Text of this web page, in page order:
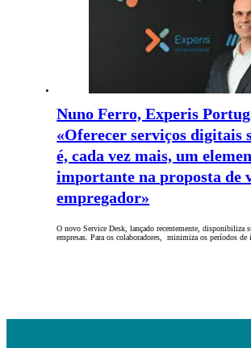
Nuno Ferro, Experis
«Oferecer serviços digitais
é, cada vez mais, um
importante na proposta de
empregador»
O novo Service Desk, lançado recentemente, disponibiliza
empresas. Para os colaboradores, minimiza os períodos